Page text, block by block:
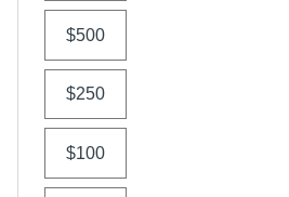
$500
$250
$100